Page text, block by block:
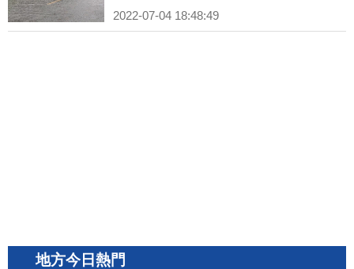
2022-07-04 18:48:49
地方今日熱門